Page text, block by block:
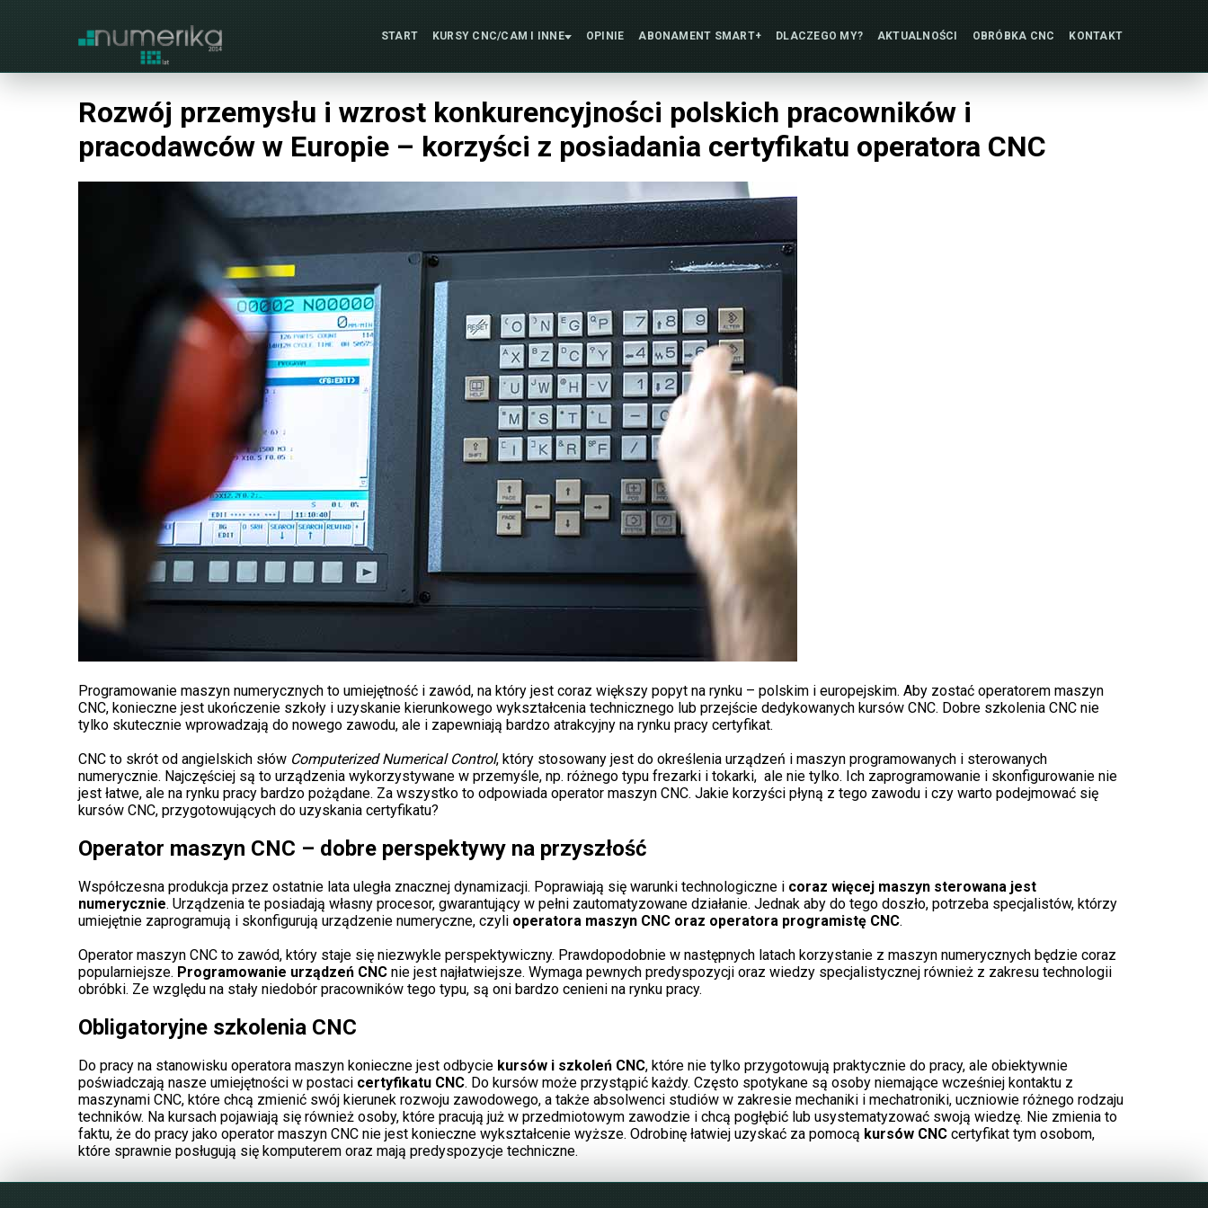
START KURSY CNC/CAM I INNE OPINIE ABONAMENT SMART+ DLACZEGO MY? AKTUALNOŚCI OBRÓBKA CNC KONTAKT
Rozwój przemysłu i wzrost konkurencyjności polskich pracowników i
pracodawców w Europie – korzyści z posiadania certyfikatu operatora CNC
Programowanie maszyn numerycznych to umiejętność i zawód, na który jest coraz większy popyt na rynku – polskim i europejskim. Aby zostać operatorem maszyn
CNC, konieczne jest ukończenie szkoły i uzyskanie kierunkowego wykształcenia technicznego lub przejście dedykowanych kursów CNC. Dobre szkolenia CNC nie
tylko skutecznie wprowadzają do nowego zawodu, ale i zapewniają bardzo atrakcyjny na rynku pracy certyfikat.
CNC to skrót od angielskich słów Computerized Numerical Control, który stosowany jest do określenia urządzeń i maszyn programowanych i sterowanych
numerycznie. Najczęściej są to urządzenia wykorzystywane w przemyśle, np. różnego typu frezarki i tokarki, ale nie tylko. Ich zaprogramowanie i skonfigurowanie nie
jest łatwe, ale na rynku pracy bardzo pożądane. Za wszystko to odpowiada operator maszyn CNC. Jakie korzyści płyną z tego zawodu i czy warto podejmować się
kursów CNC, przygotowujących do uzyskania certyfikatu?
Operator maszyn CNC – dobre perspektywy na przyszłość
Współczesna produkcja przez ostatnie lata uległa znacznej dynamizacji. Poprawiają się warunki technologiczne i coraz więcej maszyn sterowana jest
numerycznie. Urządzenia te posiadają własny procesor, gwarantujący w pełni zautomatyzowane działanie. Jednak aby do tego doszło, potrzeba specjalistów, którzy
umiejętnie zaprogramują i skonfigurują urządzenie numeryczne, czyli operatora maszyn CNC oraz operatora programistę CNC.
Operator maszyn CNC to zawód, który staje się niezwykle perspektywiczny. Prawdopodobnie w następnych latach korzystanie z maszyn numerycznych będzie coraz
popularniejsze. Programowanie urządzeń CNC nie jest najłatwiejsze. Wymaga pewnych predyspozycji oraz wiedzy specjalistycznej również z zakresu technologii
obróbki. Ze względu na stały niedobór pracowników tego typu, są oni bardzo cenieni na rynku pracy.
Obligatoryjne szkolenia CNC
Do pracy na stanowisku operatora maszyn konieczne jest odbycie kursów i szkoleń CNC, które nie tylko przygotowują praktycznie do pracy, ale obiektywnie
poświadczają nasze umiejętności w postaci certyfikatu CNC. Do kursów może przystąpić każdy. Często spotykane są osoby niemające wcześniej kontaktu z
maszynami CNC, które chcą zmienić swój kierunek rozwoju zawodowego, a także absolwenci studiów w zakresie mechaniki i mechatroniki, uczniowie różnego rodzaju
techników. Na kursach pojawiają się również osoby, które pracują już w przedmiotowym zawodzie i chcą pogłębić lub usystematyzować swoją wiedzę. Nie zmienia to
faktu, że do pracy jako operator maszyn CNC nie jest konieczne wykształcenie wyższe. Odrobinę łatwiej uzyskać za pomocą kursów CNC certyfikat tym osobom,
które sprawnie posługują się komputerem oraz mają predyspozycje techniczne.